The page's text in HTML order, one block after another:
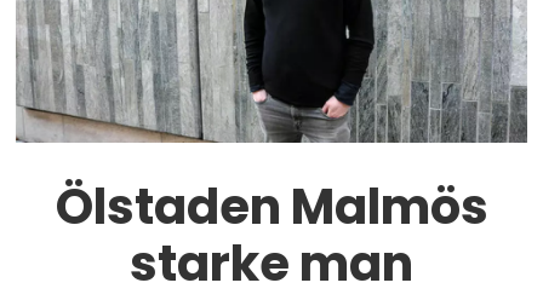
Ölstaden Malmös
starke man